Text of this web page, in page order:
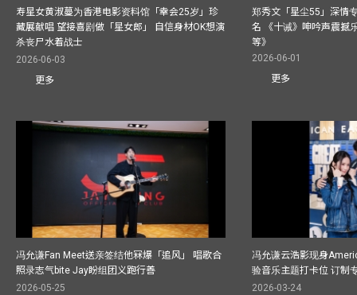
寿星女黄淑蔓为香港电影资料馆「幸会25岁」珍
藏展献唱 望接喜剧做「星女郎」 自信身材OK想演
杀丧尸水着战士
2026-06-03
更多
郑秀文「星尘55」深情
名 《十诫》呻吟声震撼
等》
2026-06-01
更多
冯允谦Fan Meet送亲签结他冧爆「追风」 唱歌合
照录志气bite Jay盼组团义跑行善
2026-05-25
冯允谦云浩影现身
验音乐主题打卡位 订制
2026-03-24